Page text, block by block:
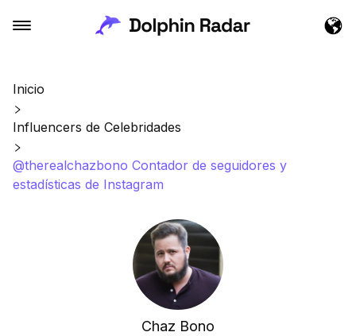
Inicio
Influencers de Celebridades
@therealchazbono Contador de seguidores y
estadísticas de Instagram
Chaz Bono